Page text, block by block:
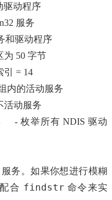
驱动程序
服务
和驱动程序
为 50 字节
= 14
内的活动服务
活动服务
- 枚举所有 NDIS 驱动
务。如果你想进行模糊
合 findstr 命令来实